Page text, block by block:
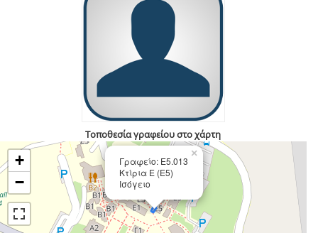
Τοποθεσία γραφείου στο χάρτη
Γραφείο: Ε5.013
Κτίρια Ε (Ε5)
Ισόγειο
×
+
−